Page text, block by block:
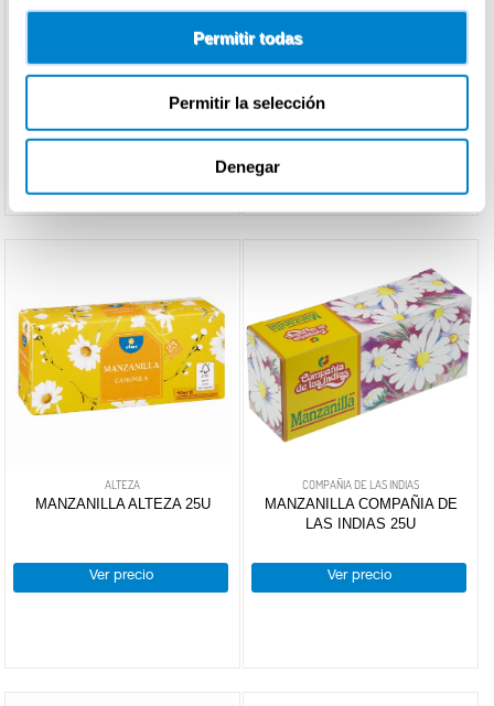
Permitir todas
Permitir la selección
Denegar
POMPADOUR 25U
ALTEZA 20U
ALTEZA
MANZANILLA ALTEZA 25U
Ver precio
COMPAÑIA DE LAS INDIAS
MANZANILLA COMPAÑIA DE
LAS INDIAS 25U
Ver precio